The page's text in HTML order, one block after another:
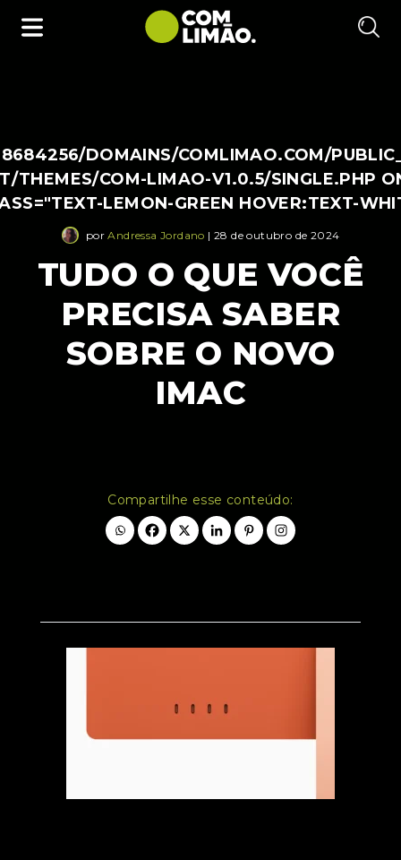
DOMAINS/COMLIMAO.COM/
THEMES/COM-LIMAO-V1.0.5/SINGLE.PHP
LEMON-GREEN HOVER:TEXT-
porAndressa Jordano | 28 de outubro de 2024
TUDO O QUE VOCÊ
PRECISA SABER
SOBRE O NOVO
IMAC
Compartilhe esse conteúdo: